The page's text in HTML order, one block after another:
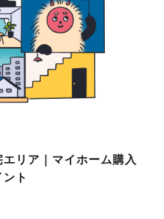
リア｜マイホーム購入
ト